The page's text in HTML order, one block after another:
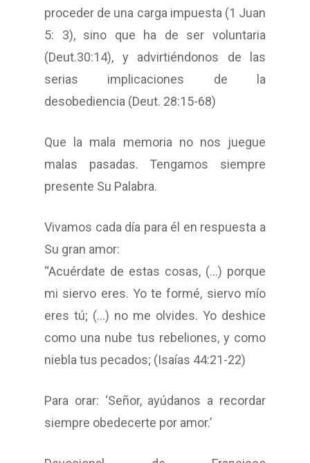
proceder de una carga impuesta (1 Juan
5: 3), sino que ha de ser voluntaria
(Deut.30:14), y advirtiéndonos de las
serias implicaciones de la
desobediencia (Deut. 28:15-68)
Que la mala memoria no nos juegue
malas pasadas. Tengamos siempre
presente Su Palabra.
Vivamos cada día para él en respuesta a
Su gran amor:
“Acuérdate de estas cosas, (…) porque
mi siervo eres. Yo te formé, siervo mío
eres tú; (…) no me olvides. Yo deshice
como una nube tus rebeliones, y como
niebla tus pecados; (Isaías 44:21-22)
Para orar: ‘Señor, ayúdanos a recordar
siempre obedecerte por amor.’